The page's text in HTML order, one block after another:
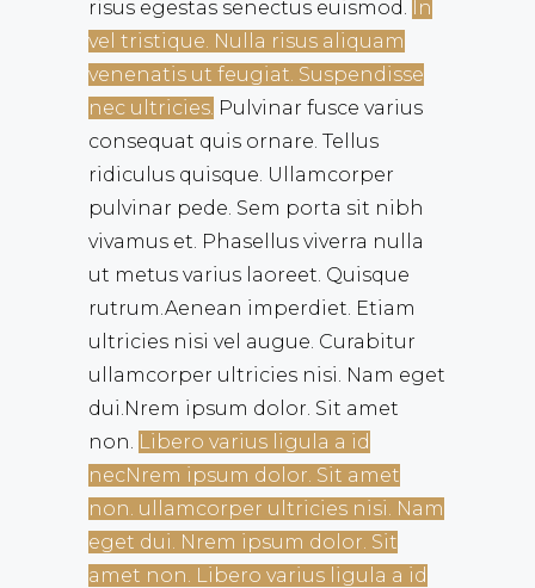
risus egestas senectus euismod. In
vel tristique. Nulla risus aliquam
venenatis ut feugiat. Suspendisse
nec ultricies. Pulvinar fusce varius
consequat quis ornare. Tellus
ridiculus quisque. Ullamcorper
pulvinar pede. Sem porta sit nibh
vivamus et. Phasellus viverra nulla
ut metus varius laoreet. Quisque
rutrum.Aenean imperdiet. Etiam
ultricies nisi vel augue. Curabitur
ullamcorper ultricies nisi. Nam eget
dui.Nrem ipsum dolor. Sit amet
non. Libero varius ligula a id
necNrem ipsum dolor. Sit amet
non. ullamcorper ultricies nisi. Nam
eget dui. Nrem ipsum dolor. Sit
amet non. Libero varius ligula a id